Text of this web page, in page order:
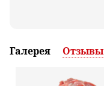
Галерея Отзывы